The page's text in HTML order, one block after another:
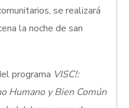
se realizará
la noche de san
programa VISC!:
Humano y Bien Común